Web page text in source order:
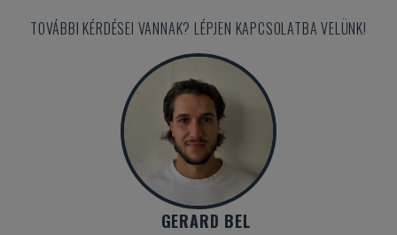
TOVÁBBI KÉRDÉSEI VANNAK? LÉPJEN KAPCSOLATBA VELÜNK!
GERARD BEL